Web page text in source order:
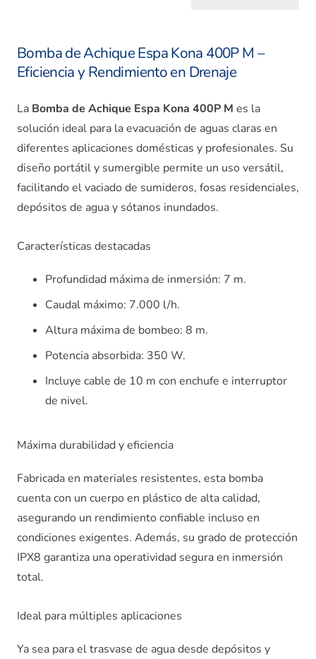
Bomba de Achique Espa Kona 400P M –
Eficiencia y Rendimiento en Drenaje
La Bomba de Achique Espa Kona 400P M es la
solución ideal para la evacuación de aguas claras en
diferentes aplicaciones domésticas y profesionales. Su
diseño portátil y sumergible permite un uso versátil,
facilitando el vaciado de sumideros, fosas residenciales,
depósitos de agua y sótanos inundados.
Características destacadas
Profundidad máxima de inmersión: 7 m.
Caudal máximo: 7.000 l/h.
Altura máxima de bombeo: 8 m.
Potencia absorbida: 350 W.
Incluye cable de 10 m con enchufe e interruptor
de nivel.
Máxima durabilidad y eficiencia
Fabricada en materiales resistentes, esta bomba
cuenta con un cuerpo en plástico de alta calidad,
asegurando un rendimiento confiable incluso en
condiciones exigentes. Además, su grado de protección
IPX8 garantiza una operatividad segura en inmersión
total.
Ideal para múltiples aplicaciones
Ya sea para el trasvase de agua desde depósitos y